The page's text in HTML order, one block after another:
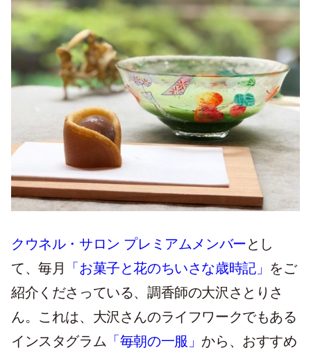
クウネル・サロン プレミアムメンバーとし
て、毎月
「お菓子と花のちいさな歳時記」 をご
紹介くださっている、調香師の大沢さとりさ
ん。これは、大沢さんのライフワークでもある
インスタグラム 「毎朝の一服」 から、おすすめ